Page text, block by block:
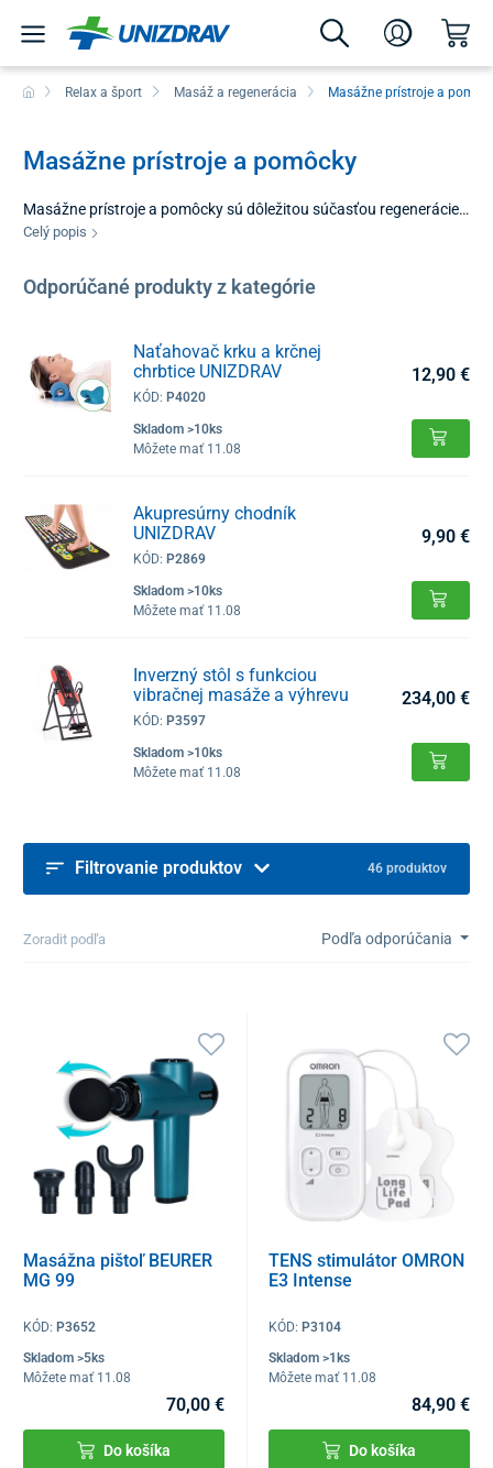
Relax a šport Masáž a regenerácia Masážne prístroje a
Masážne prístroje a pomôcky
Masážne prístroje a pomôcky sú dôležitou súčasťou regenerácie
a starostlivosti o pohybový aparát. Táto skupina produktov
uvoľnenie svalového napätia, zlepšenie prietoku krvi a urýchlenie
hojivých procesov v tkanivách. Správne zvolená masážna
pohybu a prispieva k rýchlejšej obnove síl po fyzickom zaťažení.
Celý popis
Odporúčané produkty z kategórie
Naťahovač krku a krčnej
chrbtice UNIZDRAV
KÓD: P4020
Skladom >10ks
Môžete mať 11.08
12,90 €
Akupresúrny chodník
UNIZDRAV
KÓD: P2869
Skladom >10ks
Môžete mať 11.08
9,90 €
Inverzný stôl s funkciou
vibračnej masáže a výhrevu
KÓD: P3597
Skladom >10ks
Môžete mať 11.08
234,00 €
Filtrovanie produktov 46 produktov
Zoradit podľa Podľa odporúčania
Masážna pištoľ BEURER
MG 99
KÓD: P3652
Skladom >5ks
Môžete mať 11.08
70,00 €
Do košíka
TENS stimulátor OMRON
E3 Intense
KÓD:P3104
Skladom >1ks
Môžete mať 11.08
84,90 €
Do košíka